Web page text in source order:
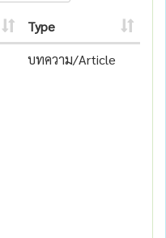
Type
บทความ/Article